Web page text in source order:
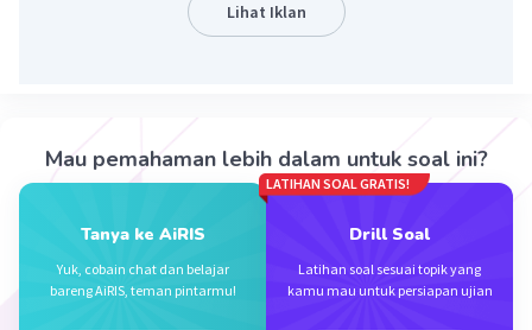
Pada diagram panah
pasangan di kodomain.
Perhatikan gambar diagram panah di atas
diperoleh
Lihat Iklan
Mau pemahaman lebih dalam untuk soal ini?
Tanya ke AiRIS
Yuk, cobain chat dan belajar
bareng AiRIS, teman pintarmu!
LATIHAN SOAL GRATIS!
Drill Soal
Latihan soal sesuai topik yang
kamu mau untuk persiapan ujian